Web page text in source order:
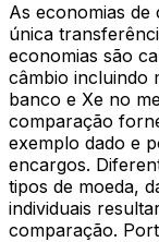
As economias de
única
economias são
câmbio incluindo
banco e Xe no
comparação
exemplo dado e
encargos.
tipos de moeda,
individuais
comparação.